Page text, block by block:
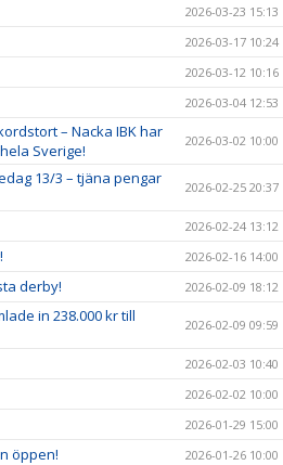
2026-03-23 15:13
2026-03-17 10:24
2026-03-12 10:16
2026-03-04 12:53
– Nacka IBK har
Sverige!
2026-03-02 10:00
13/3 – tjäna pengar
2026-02-25 20:37
2026-02-24 13:12
2026-02-16 14:00
derby! 2026-02-09 18:12
in 238.000 kr till
2026-02-09 09:59
2026-02-03 10:40
2026-02-02 10:00
2026-01-29 15:00
öppen! 2026-01-26 10:00